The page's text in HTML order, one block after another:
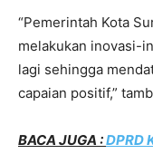
“Pemerintah Kota
melakukan inovasi-
lagi sehingga
capaian positif,”
BACA JUGA :DPRD